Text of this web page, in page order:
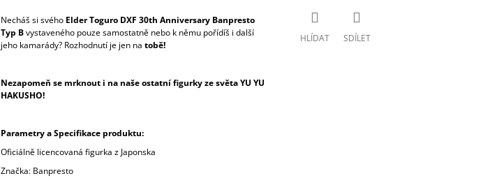
Necháš si svého Elder Toguro DXF 30th Anniversary Banpresto
Typ Bvystaveného pouze samostatně nebo k němu pořídíš i další
jeho kamarády? Rozhodnutí je jen na tobě!
Nezapomeň se mrknout i na naše ostatní figurky ze světa YU YU
HAKUSHO!
Parametry a Specifikace produktu:
Oficiálně licencovaná figurka z Japonska
Značka: Banpresto
HLÍDAT SDÍLET